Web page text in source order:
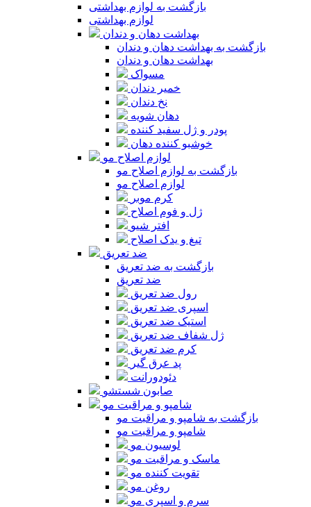
بازگشت به لوازم بهداشتی
لوازم بهداشتی
بهداشت دهان و دندان
بازگشت به بهداشت دهان و دندان
بهداشت دهان و دندان
مسواک
خمیر دندان
نخ دندان
دهان شویه
پودر و ژل سفید کننده
خوشبو کننده دهان
لوازم اصلاح مو
بازگشت به لوازم اصلاح مو
لوازم اصلاح مو
کرم موبر
ژل و فوم اصلاح
افتر شیو
تیغ و یدک اصلاح
ضد تعریق
بازگشت به ضد تعریق
ضد تعریق
رول ضد تعریق
اسپری ضد تعریق
استیک ضد تعریق
ژل شفاف ضد تعریق
کرم ضد تعریق
پد عرق گیر
دئودورانت
صابون شستشو
شامپو و مراقبت مو
بازگشت به شامپو و مراقبت مو
شامپو و مراقبت مو
لوسیون مو
ماسک و مراقبت مو
تقویت کننده مو
روغن مو
سرم و اسپری مو